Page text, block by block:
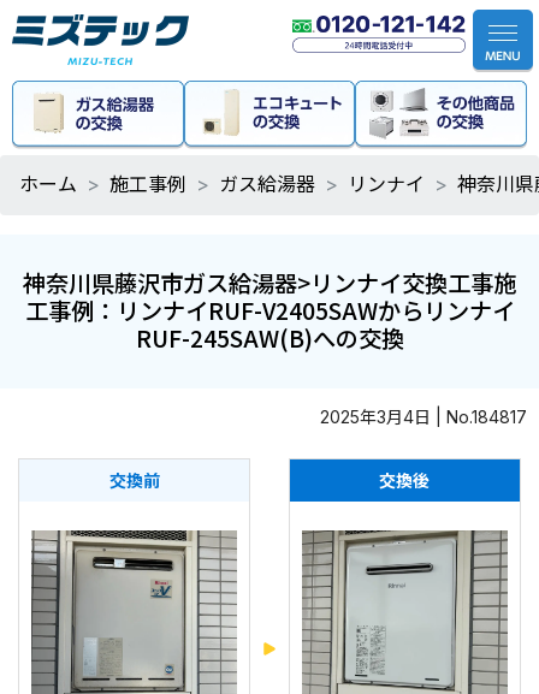
ホーム 施工事例 ガス給湯器 リンナイ 神奈川
神奈川県藤沢市ガス給湯器>リンナイ交換工事施
工事例：リンナイRUF-V2405SAWからリンナイ
RUF-245SAW(B)への交換
2025年3月4日 | No.184817
交換前 交換後